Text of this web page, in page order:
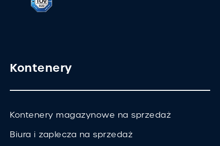
Kontenery
Kontenery magazynowe na sprzedaż
Biura i zaplecza na sprzedaż